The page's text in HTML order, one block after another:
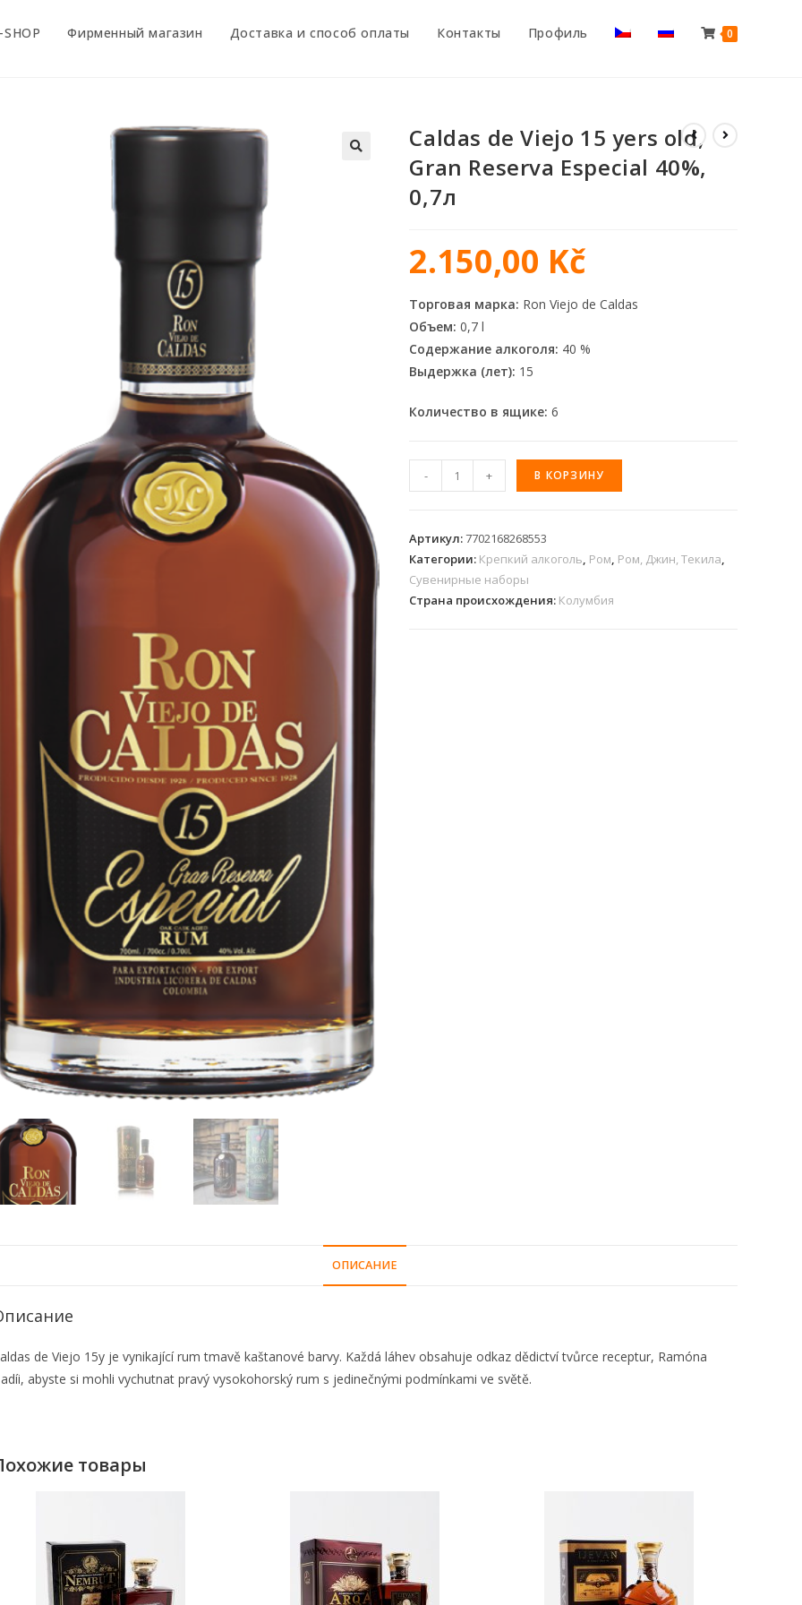
SHOP Фирменный магазин Доставка и способ оплаты Контакты Профиль 0
Caldas de Viejo 15 yers old,
Gran Reserva Especial 40%,
0,7л
2.150,00 Kč
Торговая марка: Ron Viejo de Caldas
Объем: 0,7 l
Содержание алкоголя: 40 %
Выдержка (лет): 15
Количество в ящике: 6
- + В КОРЗИНУ
Артикул:7702168268553
Категории: Крепкий алкоголь, Ром, Ром, Джин, Текила,
Сувенирные наборы
Страна происхождения: Колумбия
ОПИСАНИЕ
de Viejo 15y je vynikající rum tmavě kaštanové barvy. Každá láhev obsahuje odkaz dědictví tvůrce receptur, Ramóna
abyste si mohli vychutnat pravý vysokohorský rum s jedinečnými podmínkami ve světě.
товары